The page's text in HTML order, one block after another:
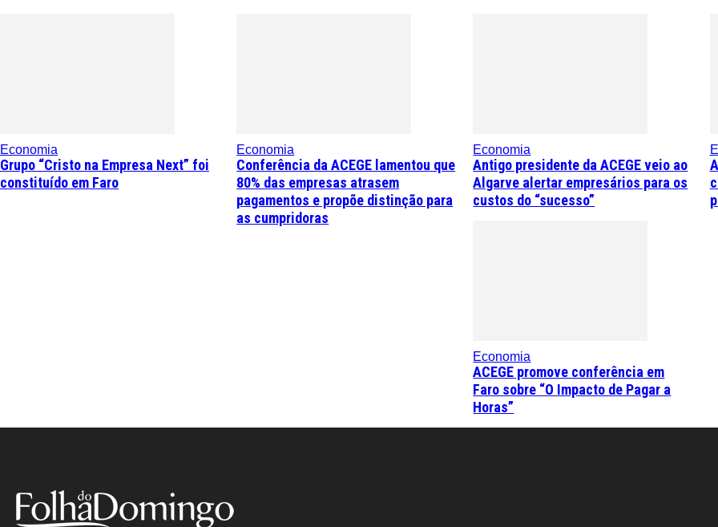
Economia
Grupo “Cristo na Empresa Next” foi
constituído em Faro
Economia
Conferência da ACEGE lamentou que
80% das empresas atrasem
pagamentos e propõe distinção para
as cumpridoras
Economia
Antigo presidente da ACEGE veio ao
Algarve alertar empresários para os
custos do “sucesso”
Economia
ACEGE promove conferência em
Faro sobre “O Impacto de Pagar a
Horas”